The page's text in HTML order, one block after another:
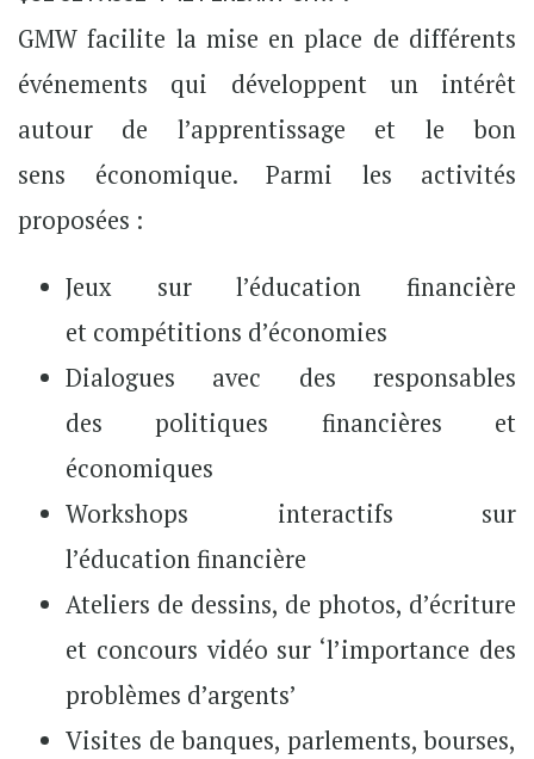
GMW facilite la mise en place de différents
événements qui développent un intérêt
autour de l’apprentissage et le bon
sens économique. Parmi les activités
proposées :
Jeux sur l’éducation financière
et compétitions d’économies
Dialogues avec des responsables
des politiques financières et
économiques
Workshops interactifs sur
l’éducation financière
Ateliers de dessins, de photos, d’écriture
et concours vidéo sur ‘l’importance des
problèmes d’argents’
Visites de banques, parlements, bourses,